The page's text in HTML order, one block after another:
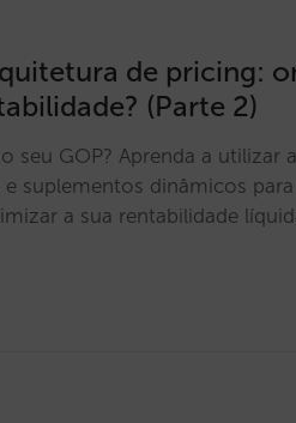
de pricing:
(Parte 2)
seu GOP? Aprenda a utilizar a
suplementos dinâmicos
a sua rentabilidade